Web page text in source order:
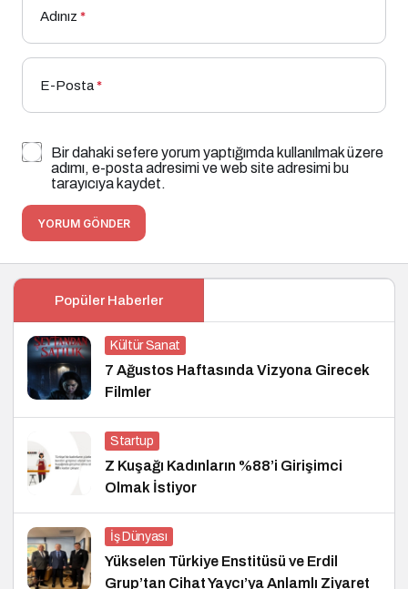
Adınız *
E-Posta*
Bir dahaki sefere yorum yaptığımda kullanılmak üzere
adımı, e-posta adresimi ve web site adresimi bu
tarayıcıya kaydet.
YORUM GÖNDER
Popüler Haberler
Kültür Sanat
7 Ağustos Haftasında Vizyona Girecek
Filmler
Startup
Z Kuşağı Kadınların %88’i Girişimci
Olmak İstiyor
İş Dünyası
Yükselen Türkiye Enstitüsü ve Erdil
Grup’tan Cihat Yaycı’ya Anlamlı Ziyaret